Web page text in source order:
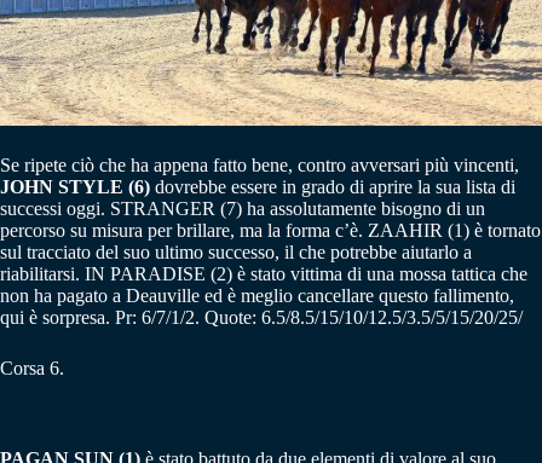
Se ripete ciò che ha appena fatto bene, contro avversari più vincenti,
JOHN STYLE (6) dovrebbe essere in grado di aprire la sua lista di
successi oggi. STRANGER (7) ha assolutamente bisogno di un
percorso su misura per brillare, ma la forma c’è. ZAAHIR (1) è tornato
sul tracciato del suo ultimo successo, il che potrebbe aiutarlo a
riabilitarsi. IN PARADISE (2) è stato vittima di una mossa tattica che
non ha pagato a Deauville ed è meglio cancellare questo fallimento,
qui è sorpresa. Pr: 6/7/1/2. Quote: 6.5/8.5/15/10/12.5/3.5/5/15/20/25/
Corsa 6.
PAGAN SUN (1) è stato battuto da due elementi di valore al suo